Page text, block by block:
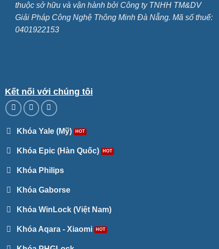
thuộc sở hữu và vận hành bởi Công ty TNHH TM&DV
Giải Pháp Công Nghệ Thông Minh Đà Nẵng. Mã số thuế:
0401922153
Kết nối với chúng tôi
Khóa Yale (Mỹ)
Khóa Epic (Hàn Quốc)
Khóa Philips
Khóa Gaborse
Khóa WinLock (Việt Nam)
Khóa Aqara - Xiaomi